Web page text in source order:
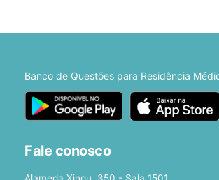
Banco de Questões para Residência
Fale conosco